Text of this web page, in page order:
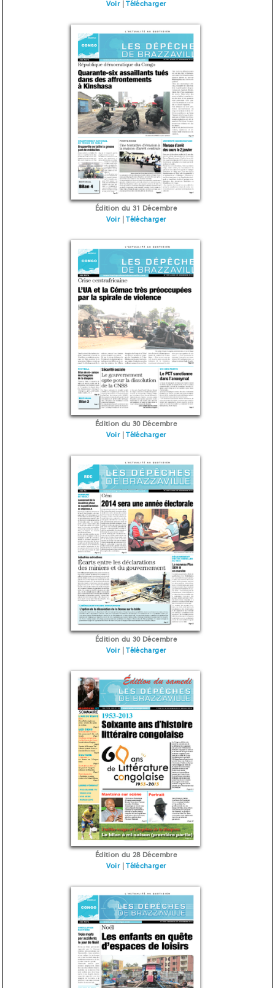
Voir|Télécharger
Édition du 31 Décembre
Voir|Télécharger
Édition du 30 Décembre
Voir|Télécharger
Édition du 30 Décembre
Voir|Télécharger
Édition du 28 Décembre
Voir|Télécharger